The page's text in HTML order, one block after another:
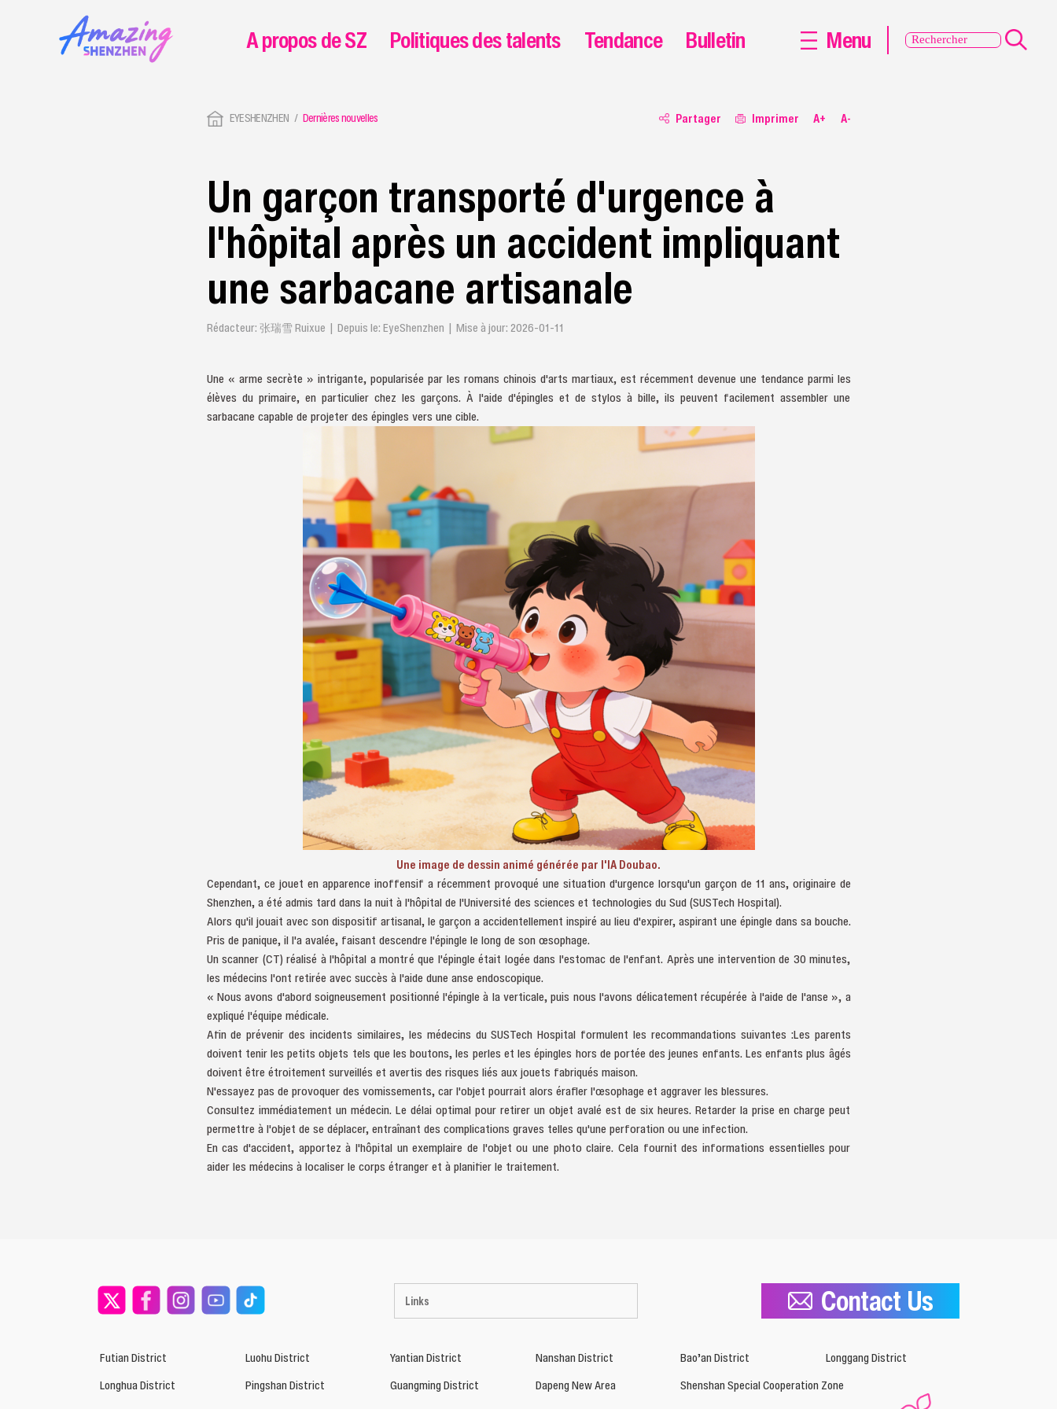
EYESHENZHEN Dernières nouvelles Partager Imprimer A+ A-
Un garçon transporté d'urgence à
l'hôpital après un accident impliquant
une sarbacane artisanale
Rédacteur: 张瑞雪 Ruixue | Depuis le: EyeShenzhen | Mise à jour: 2026-01-11
Une « arme secrète » intrigante, popularisée par les romans chinois d'arts martiaux, est récemment devenue une tendance parmi les
élèves du primaire, en particulier chez les garçons. À l'aide d'épingles et de stylos à bille, ils peuvent facilement assembler une
sarbacane capable de projeter des épingles vers une cible.
Une image de dessin animé générée par l'IA Doubao.
Cependant, ce jouet en apparence inoffensif a récemment provoqué une situation d'urgence lorsqu'un garçon de 11 ans, originaire de
Shenzhen, a été admis tard dans la nuit à l'hôpital de l'Université des sciences et technologies du Sud (SUSTech Hospital).
Alors qu'il jouait avec son dispositif artisanal, le garçon a accidentellement inspiré au lieu d'expirer, aspirant une épingle dans sa bouche.
Pris de panique, il l'a avalée, faisant descendre l'épingle le long de son œsophage.
Un scanner (CT) réalisé à l'hôpital a montré que l'épingle était logée dans l'estomac de l'enfant. Après une intervention de 30 minutes,
les médecins l'ont retirée avec succès à l'aide dune anse endoscopique.
« Nous avons d'abord soigneusement positionné l'épingle à la verticale, puis nous l'avons délicatement récupérée à l'aide de l'anse », a
expliqué l'équipe médicale.
Afin de prévenir des incidents similaires, les médecins du SUSTech Hospital formulent les recommandations suivantes :Les parents
doivent tenir les petits objets tels que les boutons, les perles et les épingles hors de portée des jeunes enfants. Les enfants plus âgés
doivent être étroitement surveillés et avertis des risques liés aux jouets fabriqués maison.
N'essayez pas de provoquer des vomissements, car l'objet pourrait alors érafler l'œsophage et aggraver les blessures.
Consultez immédiatement un médecin. Le délai optimal pour retirer un objet avalé est de six heures. Retarder la prise en charge peut
permettre à l'objet de se déplacer, entraînant des complications graves telles qu'une perforation ou une infection.
En cas d'accident, apportez à l'hôpital un exemplaire de l'objet ou une photo claire. Cela fournit des informations essentielles pour
aider les médecins à localiser le corps étranger et à planifier le traitement.
A propos de SZ Politiques des talents Tendance Bulletin Menu
Links Contact Us
Futian District Luohu District Yantian District Nanshan District Bao’an District
Longgang District
Longhua District
Pingshan District Guangming District Dapeng New Area Shenshan Special Cooperation Zone